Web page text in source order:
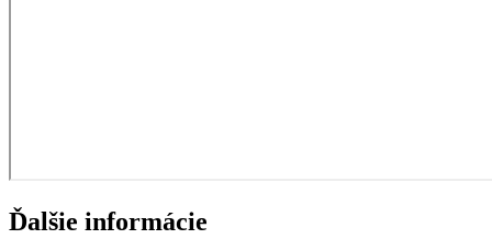
Ďalšie informácie